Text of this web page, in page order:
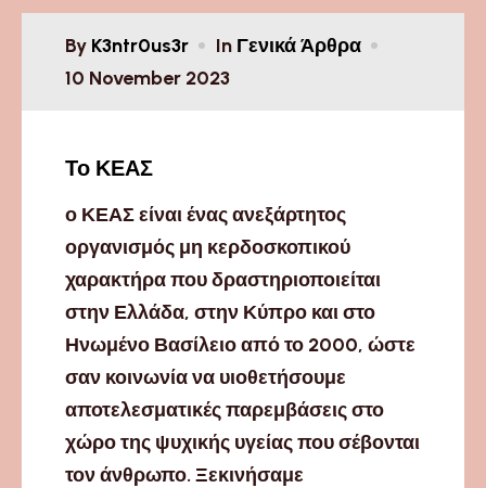
By K3ntr0us3r In Γενικά Άρθρα
10 November 2023
Το ΚΕΑΣ
ο ΚΕΑΣ είναι ένας ανεξάρτητος
οργανισμός μη κερδοσκοπικού
χαρακτήρα που δραστηριοποιείται
στην Ελλάδα, στην Κύπρο και στο
Ηνωμένο Βασίλειο από το 2000, ώστε
σαν κοινωνία να υιοθετήσουμε
αποτελεσματικές παρεμβάσεις στο
χώρο της ψυχικής υγείας που σέβονται
τον άνθρωπο. Ξεκινήσαμε